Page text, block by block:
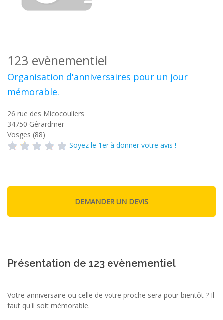
123 evènementiel
Organisation d'anniversaires pour un jour
mémorable.
26 rue des Micocouliers
34750 Gérardmer
Vosges (88)
Soyez le 1er à donner votre avis !
Présentation de 123 evènementiel
Votre anniversaire ou celle de votre proche sera pour bientôt ? Il
faut qu'il soit mémorable.